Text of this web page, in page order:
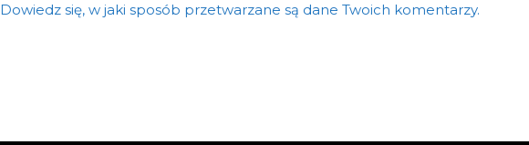
Dowiedz się, w jaki sposób przetwarzane są dane Twoich komentarzy.